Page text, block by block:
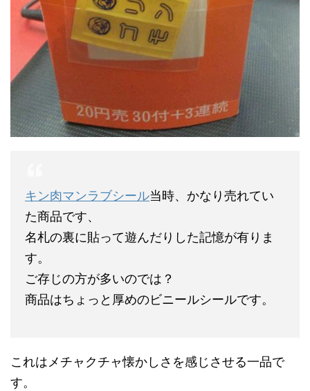
キン肉マンラブシール当時、かなり売れてい
た商品です、
名札の裏に貼って遊んだりした記憶が有りま
す。
ご存じの方が多いのでは？
商品はちょっと厚めのビニールシールです。
これはメチャクチャ懐かしさを感じさせる一品で
す。